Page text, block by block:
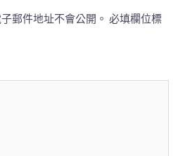
郵件地址不會公開。 必填欄位標